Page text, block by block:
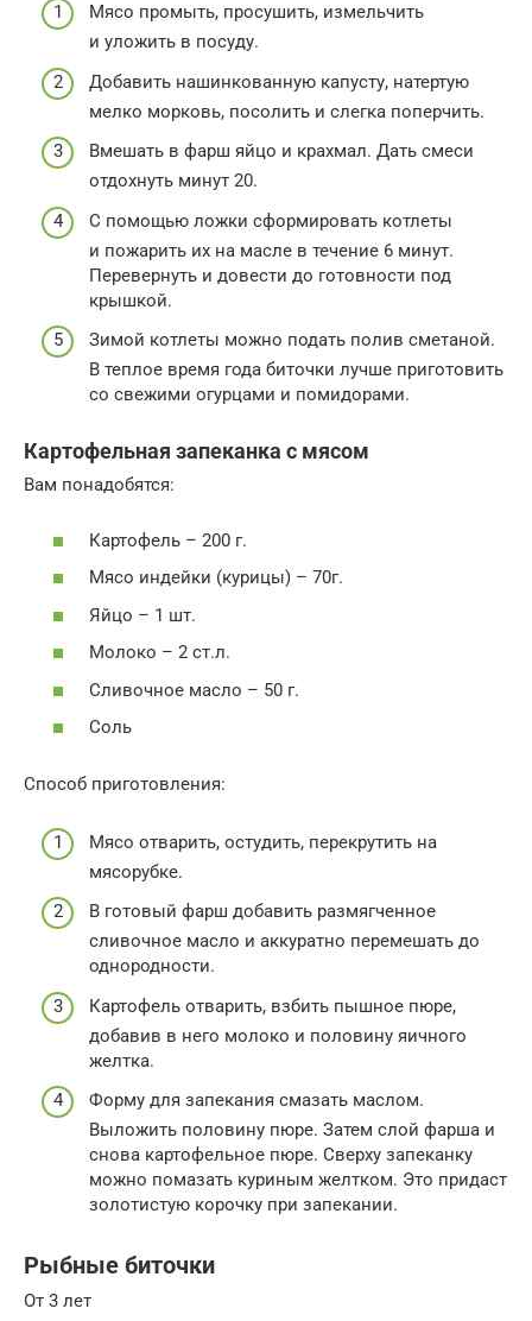
Мясо промыть, просушить, измельчить
и уложить в посуду.
Добавить нашинкованную капусту, натертую
мелко морковь, посолить и слегка поперчить.
Вмешать в фарш яйцо и крахмал. Дать смеси
отдохнуть минут 20.
С помощью ложки сформировать котлеты
и пожарить их на масле в течение 6 минут.
Перевернуть и довести до готовности под
крышкой.
Зимой котлеты можно подать полив сметаной.
В теплое время года биточки лучше приготовить
со свежими огурцами и помидорами.
Картофельная запеканка с мясом
Вам понадобятся:
Картофель – 200 г.
Мясо индейки (курицы) – 70г.
Яйцо – 1 шт.
Молоко – 2 ст.л.
Сливочное масло – 50 г.
Соль
Способ приготовления:
Мясо отварить, остудить, перекрутить на
мясорубке.
В готовый фарш добавить размягченное
сливочное масло и аккуратно перемешать до
однородности.
Картофель отварить, взбить пышное пюре,
добавив в него молоко и половину яичного
желтка.
Форму для запекания смазать маслом.
Выложить половину пюре. Затем слой фарша и
снова картофельное пюре. Сверху запеканку
можно помазать куриным желтком. Это придаст
золотистую корочку при запекании.
Рыбные биточки
От 3 лет